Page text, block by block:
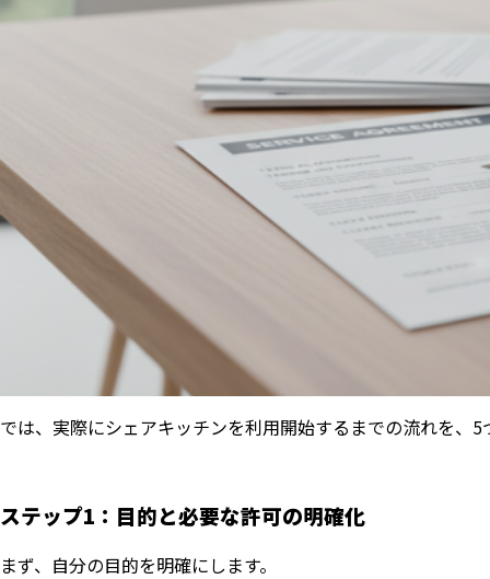
では、実際にシェアキッチンを利用開始するまでの流れを、
ステップ1：目的と必要な許可の明確化
まず、自分の目的を明確にします。